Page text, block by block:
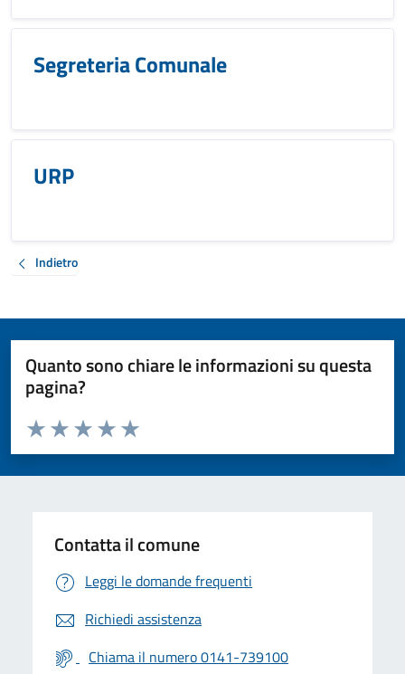
Segreteria Comunale
URP
Indietro
Quanto sono chiare le informazioni su questa
pagina?
Valuta da 1 a 5 stelle la pagina
Valuta 5 stelle su 5
Valuta 4 stelle su 5
Valuta 3 stelle su 5
Valuta 2 stelle su 5
Valuta 1 stelle su 5
Contatta il comune
Leggi le domande frequenti
Richiedi assistenza
Chiama il numero 0141-739100